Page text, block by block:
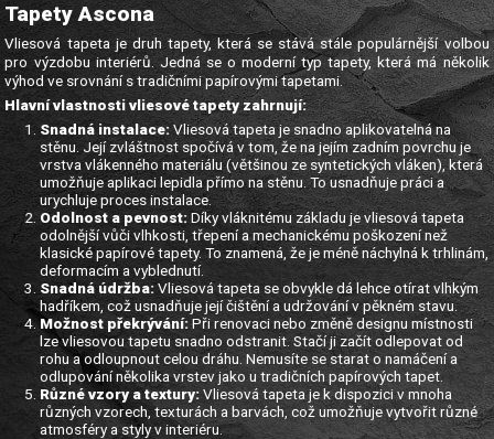
Tapety Ascona
Vliesová tapeta je druh tapety, která se stává stále populárnější volbou
pro výzdobu interiérů. Jedná se o moderní typ tapety, která má několik
výhod ve srovnání s tradičními papírovými tapetami.
Hlavní vlastnosti vliesové tapety zahrnují:
Snadná instalace:Vliesová tapeta je snadno aplikovatelná na
stěnu. Její zvláštnost spočívá v tom, že na jejím zadním povrchu je
vrstva vlákenného materiálu (většinou ze syntetických vláken), která
umožňuje aplikaci lepidla přímo na stěnu. To usnadňuje práci a
urychluje proces instalace.
Odolnost a pevnost:Díky vláknitému základu je vliesová tapeta
odolnější vůči vlhkosti, třepení a mechanickému poškození než
klasické papírové tapety. To znamená, že je méně náchylná k trhlinám,
deformacím a vyblednutí.
Snadná údržba:Vliesová tapeta se obvykle dá lehce otírat vlhkým
hadříkem, což usnadňuje její čištění a udržování v pěkném stavu.
Možnost překrývání: Při renovaci nebo změně designu místnosti
lze vliesovou tapetu snadno odstranit. Stačí ji začít odlepovat od
rohu a odloupnout celou dráhu. Nemusíte se starat o namáčení a
odlupování několika vrstev jako u tradičních papírových tapet.
Různé vzory a textury:Vliesová tapeta je k dispozici v mnoha
různých vzorech, texturách a barvách, což umožňuje vytvořit různé
atmosféry a styly v interiéru.